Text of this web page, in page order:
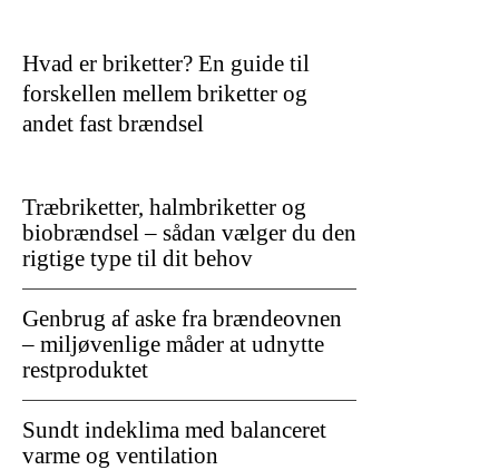
Hvad er briketter? En guide til
forskellen mellem briketter og
andet fast brændsel
Træbriketter, halmbriketter og
biobrændsel – sådan vælger du den
rigtige type til dit behov
Genbrug af aske fra brændeovnen
– miljøvenlige måder at udnytte
restproduktet
Sundt indeklima med balanceret
varme og ventilation